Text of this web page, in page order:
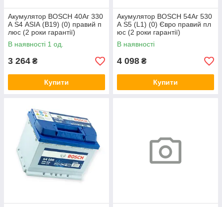
Акумулятор BOSCH 40Аг 330
А S4 ASIA (B19) (0) правий п
люс (2 роки гарантії)
В наявності 1 од.
3 264 ₴
Купити
Акумулятор BOSCH 54Аг 530
А S5 (L1) (0) Євро правий пл
юс (2 роки гарантії)
В наявності
4 098 ₴
Купити